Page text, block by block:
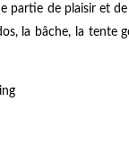
partie de plaisir et
la bâche, la tente